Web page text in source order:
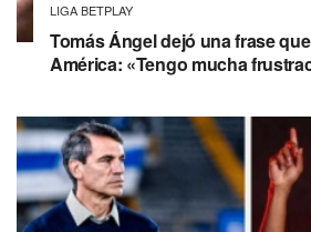
LIGA BETPLAY
Tomás Ángel dejó una frase
América: «Tengo mucha